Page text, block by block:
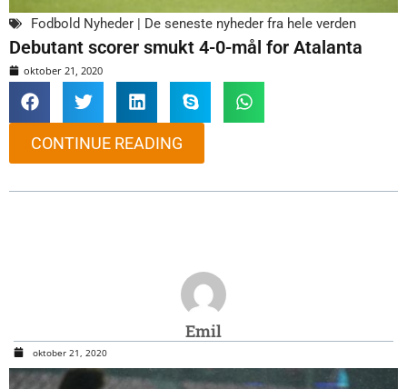
Fodbold Nyheder | De seneste nyheder fra hele verden
Debutant scorer smukt 4-0-mål for Atalanta
oktober 21, 2020
CONTINUE READING
Emil
oktober 21, 2020